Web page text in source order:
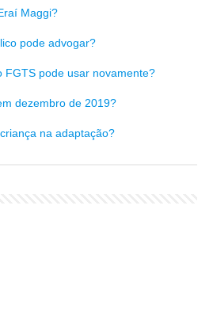
Maggi?
pode advogar?
FGTS pode usar novamente?
dezembro de 2019?
na adaptação?